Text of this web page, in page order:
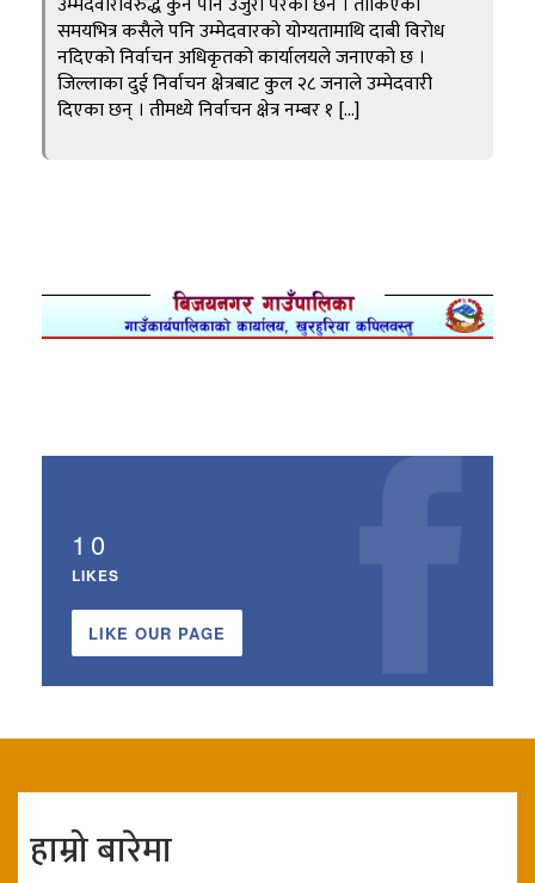
समयभित्र कसैले पनि उम्मेदवारको योग्यतामाथि दाबी विरोध
नदिएको निर्वाचन अधिकृतको कार्यालयले जनाएको छ ।
जिल्लाका दुई निर्वाचन क्षेत्रबाट कुल २८ जनाले उम्मेदवारी
दिएका छन् । तीमध्ये निर्वाचन क्षेत्र नम्बर १ […]
10
LIKES
LIKE OUR PAGE
हाम्रो बारेमा